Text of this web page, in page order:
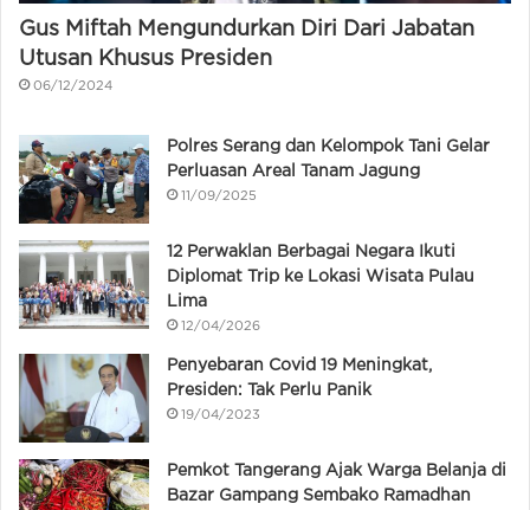
Gus Miftah Mengundurkan Diri Dari Jabatan
Utusan Khusus Presiden
06/12/2024
Polres Serang dan Kelompok Tani Gelar
Perluasan Areal Tanam Jagung
11/09/2025
12 Perwaklan Berbagai Negara Ikuti
Diplomat Trip ke Lokasi Wisata Pulau
Lima
12/04/2026
Penyebaran Covid 19 Meningkat,
Presiden: Tak Perlu Panik
19/04/2023
Pemkot Tangerang Ajak Warga Belanja di
Bazar Gampang Sembako Ramadhan